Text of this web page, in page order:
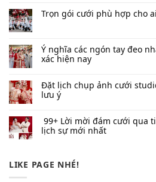
Trọn gói cưới phù hợp cho
Ý nghĩa các ngón tay đeo
xác hiện nay
Đặt lịch chụp ảnh cưới
lưu ý
99+ Lời mời đám cưới qua
lịch sự mới nhất
LIKE PAGE NHÉ!